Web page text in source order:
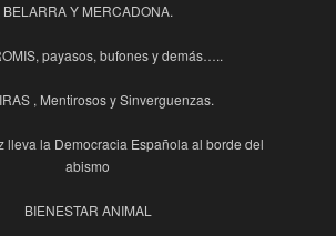
BELARRA Y MERCADONA.
payasos, bufones y demás…..
, Mentirosos y Sinverguenzas.
lleva la Democracia Española al borde del
abismo
BIENESTAR ANIMAL